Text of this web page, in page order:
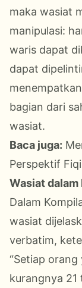
maka wasiat
manipulasi:
waris dapat
dapat
bagian dari
wasiat.
Baca juga:
Perspektif
Wasiat dalam
Dalam
wasiat
verbatim,
“Setiap
kurangnya 21